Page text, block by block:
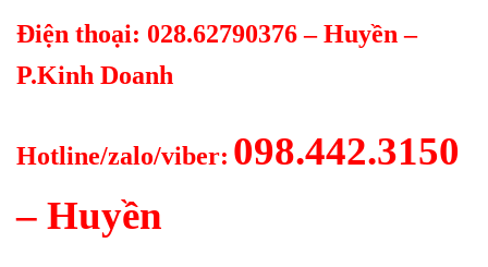
Điện thoại: 028.62790376 – Huyền –
P.Kinh Doanh
Hotline/zalo/viber: 098.442.3150
– Huyền